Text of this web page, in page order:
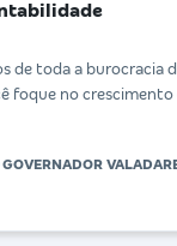
de toda a burocracia
foque no crescimento
GOVERNADOR